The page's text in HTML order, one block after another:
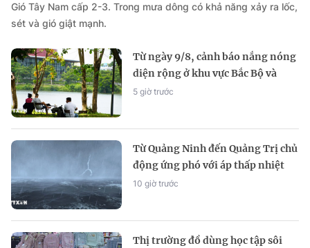
Gió Tây Nam cấp 2-3. Trong mưa dông có khả năng xảy ra lốc,
sét và gió giật mạnh.
Từ ngày 9/8, cảnh báo nắng nóng
diện rộng ở khu vực Bắc Bộ và
Trung Bộ
5 giờ trước
Từ Quảng Ninh đến Quảng Trị chủ
động ứng phó với áp thấp nhiệt
đới
10 giờ trước
Thị trường đồ dùng học tập sôi